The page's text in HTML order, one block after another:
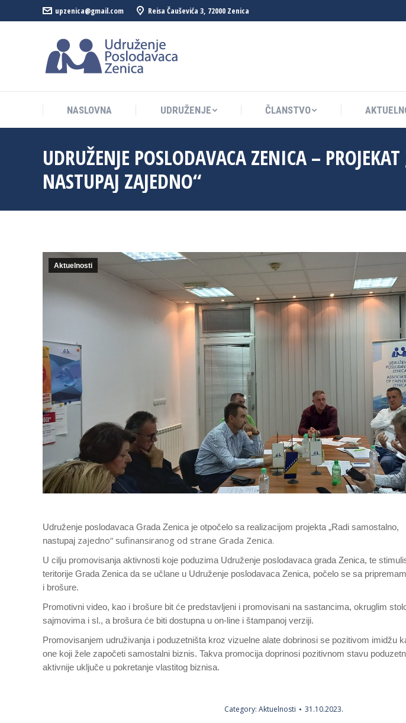
upzenica@gmail.com Reisa Čauševića 3, 72000 Zenica
NASLOVNA UDRUŽENJE ČLANSTVO
UDRUŽENJE POSLODAVACA ZENICA –
NASTUPAJ ZAJEDNO“
Aktuelnosti
Udruženje poslodavaca Grada Zenica je otpočelo sa realizacijom projekta „Radi samostalno,
nastupaj zajedno“ sufinansiranog od strane Grada Zenica.
U cilju promovisanja aktivnosti koje poduzima Udruženje poslodavaca grada Zenica, te
teritorije Grada Zenica da se učlane u Udruženje poslodavaca Zenica, počelo se sa
i brošure.
Promotivni video, kao i brošure bit će predstavljeni i promovisani na sastancima, okruglim
sajmovima i sl., a brošura će biti dostupna u on-line i štampanoj verziji.
Promovisanjem udruživanja i poduzetništa kroz vizuelne alate dobrinosi se pozitivom imidžu
one koji žele započeti samostalni biznis. Takva promocija doprinosi pozitivnom stavu
aktivnije uključe u pokretanje vlastitog biznisa.
Category: Aktuelnosti 31.10.2023.
NASLOVNA UDRUŽENJE ČLANSTVO